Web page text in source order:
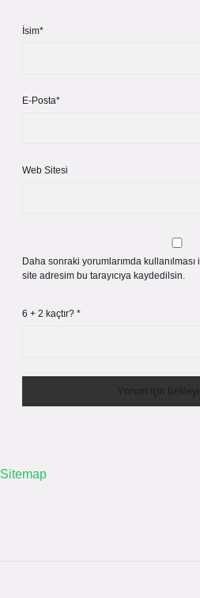
İsim*
E-Posta*
Web Sitesi
Daha sonraki yorumlarımda
site adresim bu tarayıcıya kaydedilsin.
6 + 2 kaçtır? *
Sitemap